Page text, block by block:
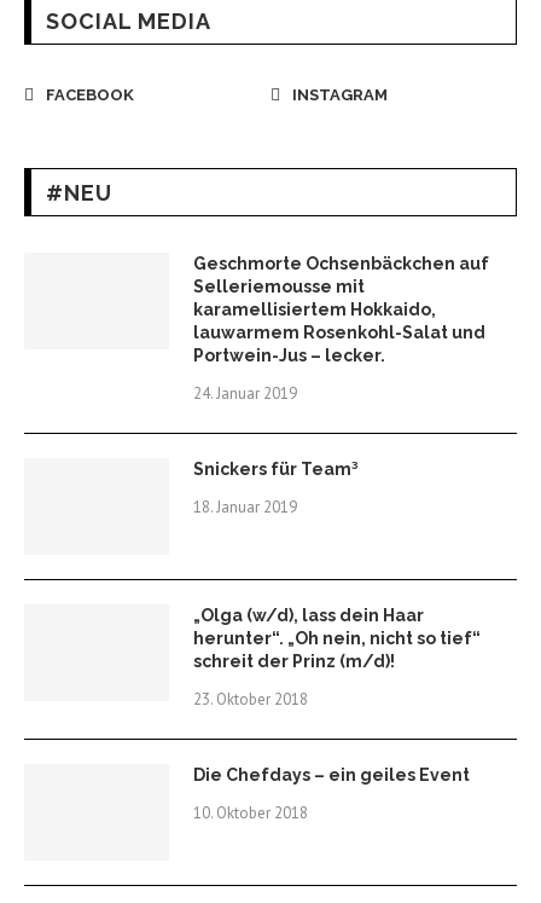
SOCIAL MEDIA
FACEBOOK INSTAGRAM
#NEU
Geschmorte Ochsenbäckchen auf
Selleriemousse mit
karamellisiertem Hokkaido,
lauwarmem Rosenkohl-Salat und
Portwein-Jus – lecker.
24. Januar 2019
Snickers für Team³
18. Januar 2019
„Olga (w/d), lass dein Haar
herunter“. „Oh nein, nicht so tief“
schreit der Prinz (m/d)!
23. Oktober 2018
Die Chefdays – ein geiles Event
10. Oktober 2018